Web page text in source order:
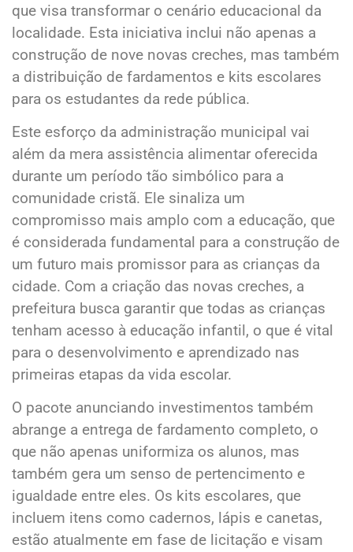
que visa transformar o cenário educacional da
localidade. Esta iniciativa inclui não apenas a
construção de nove novas creches, mas também
a distribuição de fardamentos e kits escolares
para os estudantes da rede pública.
Este esforço da administração municipal vai
além da mera assistência alimentar oferecida
durante um período tão simbólico para a
comunidade cristã. Ele sinaliza um
compromisso mais amplo com a educação, que
é considerada fundamental para a construção de
um futuro mais promissor para as crianças da
cidade. Com a criação das novas creches, a
prefeitura busca garantir que todas as crianças
tenham acesso à educação infantil, o que é vital
para o desenvolvimento e aprendizado nas
primeiras etapas da vida escolar.
O pacote anunciando investimentos também
abrange a entrega de fardamento completo, o
que não apenas uniformiza os alunos, mas
também gera um senso de pertencimento e
igualdade entre eles. Os kits escolares, que
incluem itens como cadernos, lápis e canetas,
estão atualmente em fase de licitação e visam